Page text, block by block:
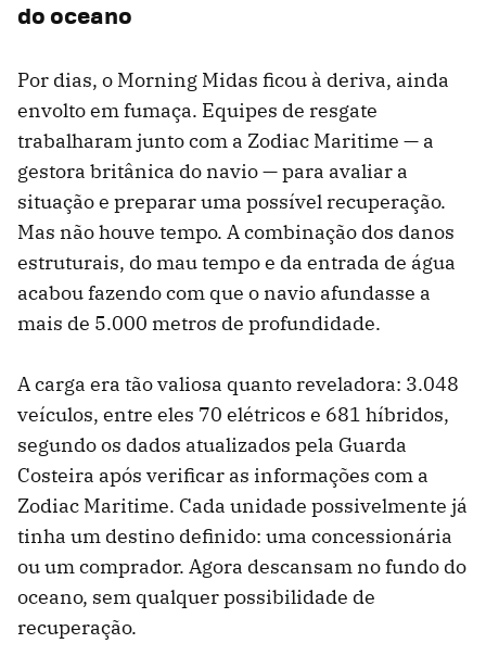
do oceano
Por dias, o Morning Midas ficou à deriva, ainda
envolto em fumaça. Equipes de resgate
trabalharam junto com a Zodiac Maritime — a
gestora britânica do navio — para avaliar a
situação e preparar uma possível recuperação.
Mas não houve tempo. A combinação dos danos
estruturais, do mau tempo e da entrada de água
acabou fazendo com que o navio afundasse a
mais de 5.000 metros de profundidade.
A carga era tão valiosa quanto reveladora: 3.048
veículos, entre eles 70 elétricos e 681 híbridos,
segundo os dados atualizados pela Guarda
Costeira após verificar as informações com a
Zodiac Maritime. Cada unidade possivelmente já
tinha um destino definido: uma concessionária
ou um comprador. Agora descansam no fundo do
oceano, sem qualquer possibilidade de
recuperação.